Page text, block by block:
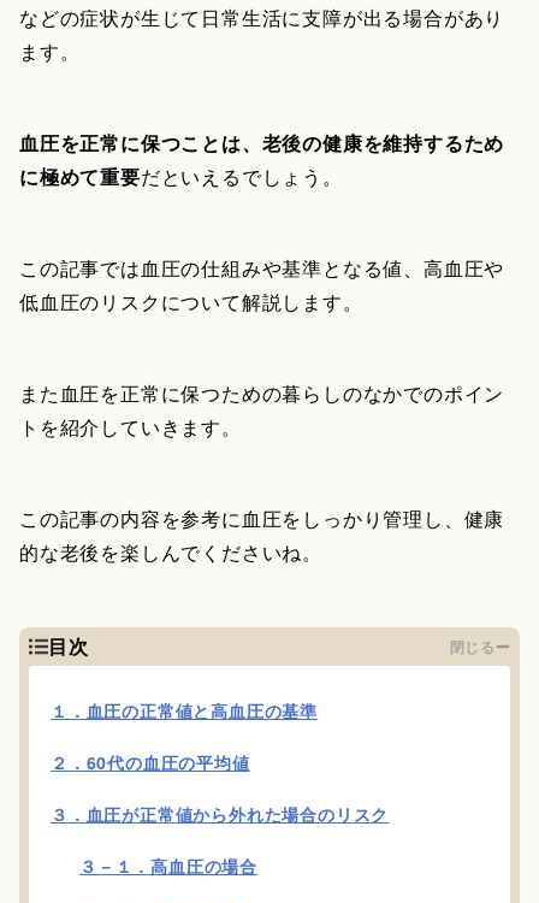
などの症状が生じて日常生活に支障が出る場合があり
ます。
血圧を正常に保つことは、老後の健康を維持するため
に極めて重要だといえるでしょう。
この記事では血圧の仕組みや基準となる値、高血圧や
低血圧のリスクについて解説します。
また血圧を正常に保つための暮らしのなかでのポイン
トを紹介していきます。
この記事の内容を参考に血圧をしっかり管理し、健康
的な老後を楽しんでくださいね。
目次 閉じる
１．血圧の正常値と高血圧の基準
２．60代の血圧の平均値
３．血圧が正常値から外れた場合のリスク
３－１．高血圧の場合